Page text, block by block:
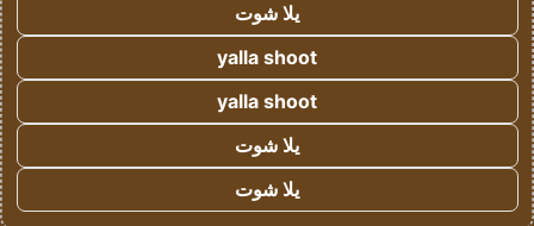
يلا شوت
yalla shoot
yalla shoot
يلا شوت
يلا شوت